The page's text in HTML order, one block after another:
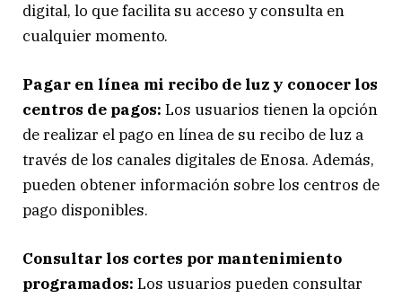
digital, lo que facilita su acceso y consulta en
cualquier momento.
Pagar en línea mi recibo de luz y conocer los
centros de pagos: Los usuarios tienen la opción
de realizar el pago en línea de su recibo de luz a
través de los canales digitales de Enosa. Además,
pueden obtener información sobre los centros de
pago disponibles.
Consultar los cortes por mantenimiento
programados: Los usuarios pueden consultar